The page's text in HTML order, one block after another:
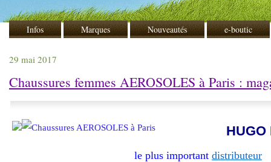
Infos Marques Nouveautés e-boutic
29 mai 2017
Chaussures femmes AEROSOLES à Paris :
HUGO
le plus important distributeur